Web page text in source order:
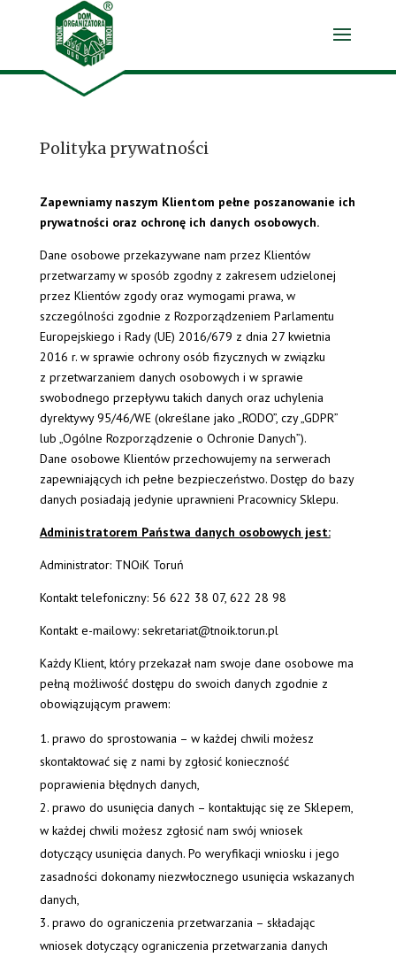
Polityka prywatności
Zapewniamy naszym Klientom pełne poszanowanie ich
prywatności oraz ochronę ich danych osobowych.
Dane osobowe przekazywane nam przez Klientów
przetwarzamy w sposób zgodny z zakresem udzielonej
przez Klientów zgody oraz wymogami prawa, w
szczególności zgodnie z Rozporządzeniem Parlamentu
Europejskiego i Rady (UE) 2016/679 z dnia 27 kwietnia
2016 r. w sprawie ochrony osób fizycznych w związku
z przetwarzaniem danych osobowych i w sprawie
swobodnego przepływu takich danych oraz uchylenia
dyrektywy 95/46/WE (określane jako „RODO”, czy „GDPR”
lub „Ogólne Rozporządzenie o Ochronie Danych”).
Dane osobowe Klientów przechowujemy na serwerach
zapewniających ich pełne bezpieczeństwo. Dostęp do bazy
danych posiadają jedynie uprawnieni Pracownicy Sklepu.
Administratorem Państwa danych osobowych jest:
Administrator: TNOiK Toruń
Kontakt telefoniczny: 56 622 38 07, 622 28 98
Kontakt e-mailowy: sekretariat@tnoik.torun.pl
Każdy Klient, który przekazał nam swoje dane osobowe ma
pełną możliwość dostępu do swoich danych zgodnie z
obowiązującym prawem:
prawo do sprostowania – w każdej chwili możesz
skontaktować się z nami by zgłosić konieczność
poprawienia błędnych danych,
prawo do usunięcia danych – kontaktując się ze Sklepem,
w każdej chwili możesz zgłosić nam swój wniosek
dotyczący usunięcia danych. Po weryfikacji wniosku i jego
zasadności dokonamy niezwłocznego usunięcia wskazanych
danych,
prawo do ograniczenia przetwarzania – składając
wniosek dotyczący ograniczenia przetwarzania danych